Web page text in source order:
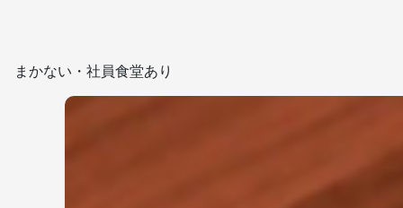
まかない・社員食堂あり